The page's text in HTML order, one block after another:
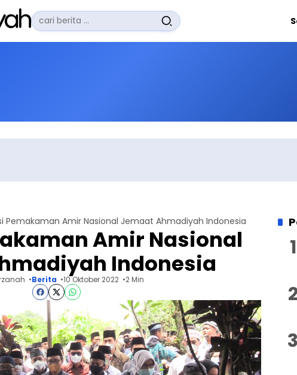
Pencarian
untuk:
Pemakaman Amir Nasional Jemaat Ahmadiyah Indonesia
Amir Nasional
Indonesia
Berita 10 Oktober 2022 2 Min